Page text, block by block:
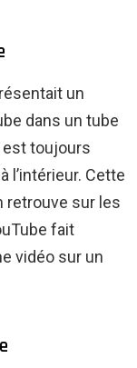
un
dans un tube
est toujours
l’intérieur. Cette
retrouve sur les
fait
vidéo sur un